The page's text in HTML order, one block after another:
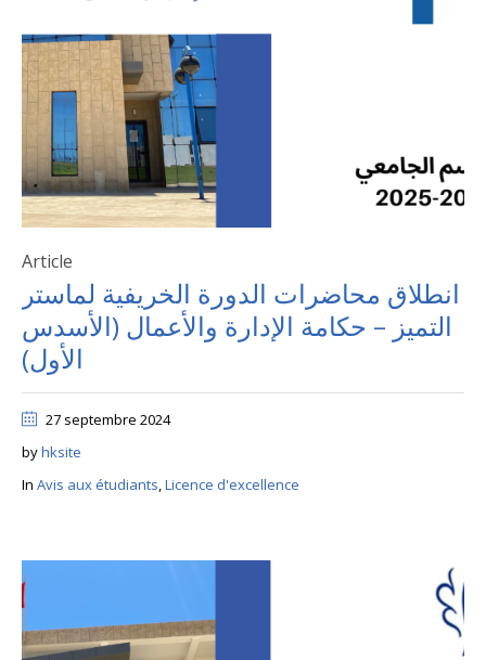
Article
انطلاق محاضرات الدورة الخريفية لماستر
التميز – حكامة الإدارة والأعمال (الأسدس
الأول)
27 septembre 2024
byhksite
In Avis aux étudiants,Licence d'excellence